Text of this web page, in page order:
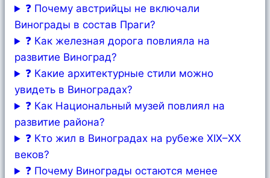
❓ Почему австрийцы не включали
Винограды в состав Праги?
❓ Как железная дорога повлияла на
развитие Виноград?
❓ Какие архитектурные стили можно
увидеть в Виноградах?
❓ Как Национальный музей повлиял на
развитие района?
❓ Кто жил в Виноградах на рубеже XIX–XX
веков?
❓ Почему Винограды остаются менее